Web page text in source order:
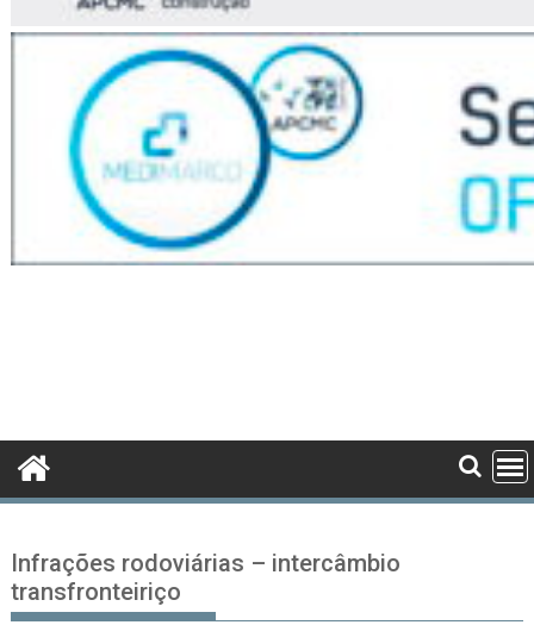
Infrações rodoviárias – intercâmbio
transfronteiriço